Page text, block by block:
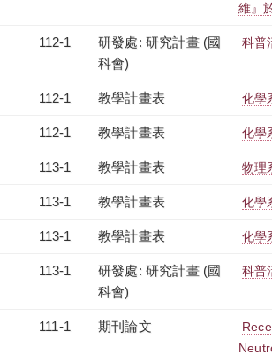
維』
112-1
研發處: 研究計畫 (國
科會)
科普
112-1 教學計畫表 化學
112-1 教學計畫表 化學
113-1 教學計畫表 物理
113-1 教學計畫表 化學
113-1 教學計畫表 化學
113-1
研發處: 研究計畫 (國
科會)
科普
111-1 期刊論文